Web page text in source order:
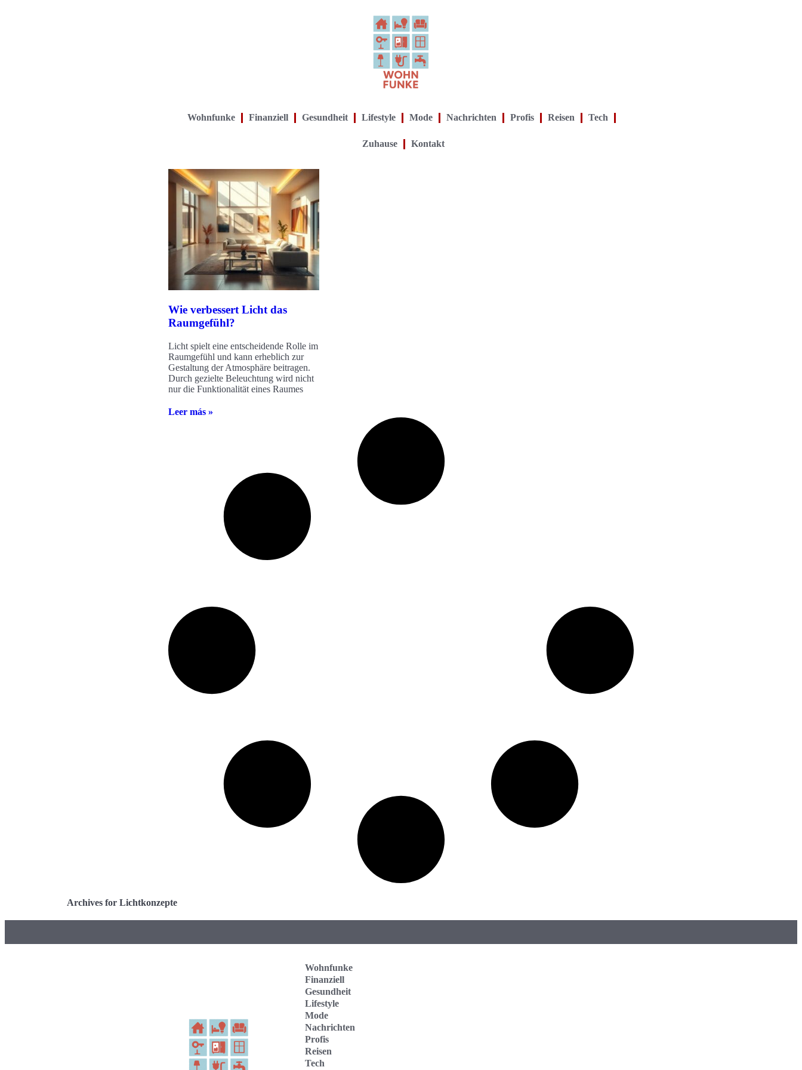
Wohnfunke Finanziell Gesundheit Lifestyle Mode Nachrichten Profis Reisen Tech
Zuhause Kontakt
Wie verbessert Licht das
Raumgefühl?
Licht spielt eine entscheidende Rolle im
Raumgefühl und kann erheblich zur
Gestaltung der Atmosphäre beitragen.
Durch gezielte Beleuchtung wird nicht
nur die Funktionalität eines Raumes
Leer más »
Archives for Lichtkonzepte
Wohnfunke
Finanziell
Gesundheit
Lifestyle
Mode
Nachrichten
Profis
Reisen
Tech